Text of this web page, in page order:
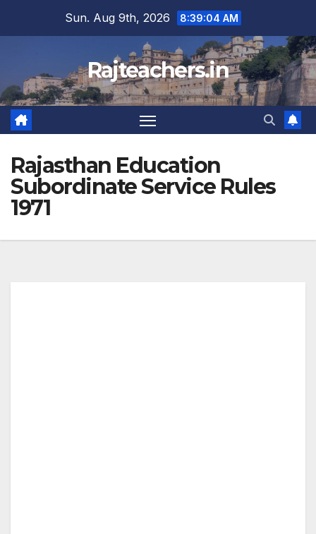
Sun. Aug 9th, 2026 8:39:04 AM
Rajteachers.in
Rajasthan Education
Subordinate Service Rules
1971